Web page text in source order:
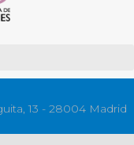
13 - 28004 Madrid